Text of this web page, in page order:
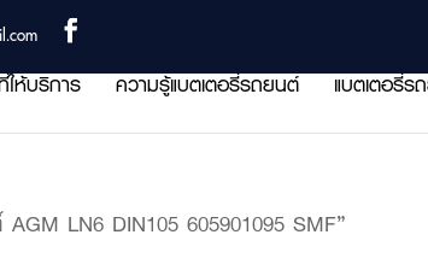
ห้บริการ ความรู้แบตเตอรี่รถยนต์ แบตเตอรี่
LN6 DIN105 605901095 SMF”